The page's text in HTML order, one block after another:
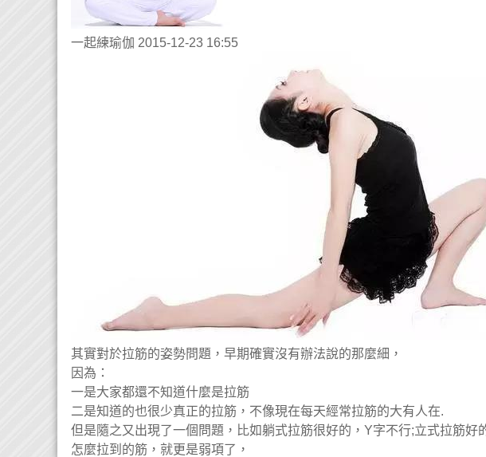
一起練瑜伽 2015-12-23 16:55
其實對於拉筋的姿勢問題，早期確實沒有辦法說的那麼細，
因為：
一是大家都還不知道什麼是拉筋
二是知道的也很少真正的拉筋，不像現在每天經常拉筋的大有人在.
但是隨之又出現了一個問題，比如躺式拉筋很好的，Y字不行;立式拉筋好
怎麼拉到的筋，就更是弱項了，